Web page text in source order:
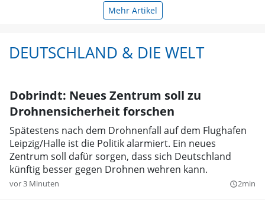
Mehr Artikel
DEUTSCHLAND & DIE WELT
Dobrindt: Neues Zentrum soll zu
Drohnensicherheit forschen
Spätestens nach dem Drohnenfall auf dem Flughafen
Leipzig/Halle ist die Politik alarmiert. Ein neues
Zentrum soll dafür sorgen, dass sich Deutschland
künftig besser gegen Drohnen wehren kann.
vor 3 Minuten query_builder2min